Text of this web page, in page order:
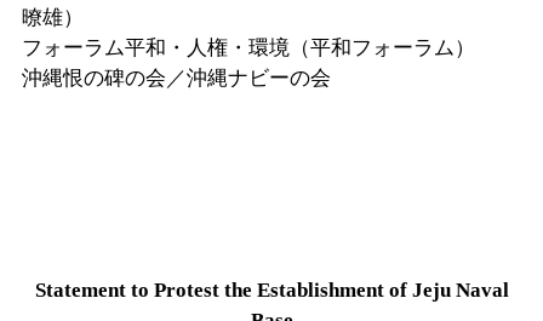
暸雄）
フォーラム平和・人権・環境（平和フォーラム）
沖縄恨の碑の会／沖縄ナビーの会
Statement to Protest the Establishment of Jeju Naval